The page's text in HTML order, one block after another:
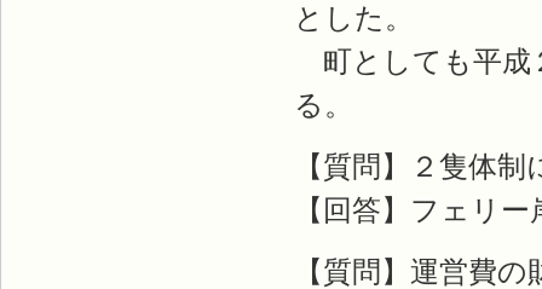
とした。
町としても平成
る。
【質問】２隻体
【回答】フェリ
【質問】運営費